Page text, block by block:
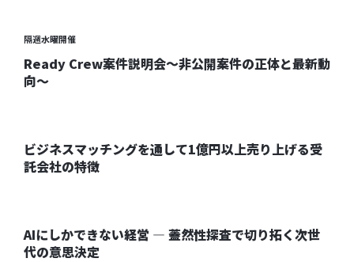
隔週水曜開催
Ready Crew案件説明会～非公開案件の正体と最新動
向～
ビジネスマッチングを通して1億円以上売り上げる受
託会社の特徴
AIにしかできない経営 ― 蓋然性探査で切り拓く次世
代の意思決定